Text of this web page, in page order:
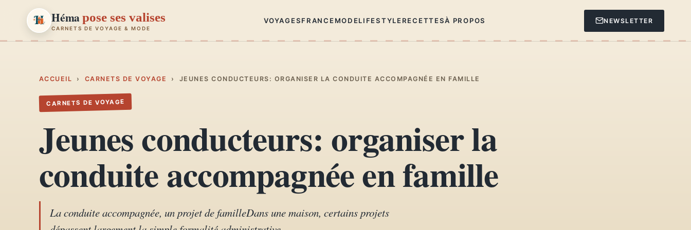
Hémapose ses valises
CARNETS DE VOYAGE & MODE
VOYAGESFRANCEMODELIFESTYLERECETTESÀ PROPOS NEWSLETTER
01 Carnets de voyage
Escapades en France
Provence, Paris, Marseille…
Mode et style
ACCUEIL › CARNETS DE VOYAGE › JEUNES CONDUCTEURS: ORGANISER LA CONDUITE ACCOMPAGNÉE EN FAMILLE
CARNETS DE VOYAGE
Jeunes conducteurs: organiser la
conduite accompagnée en famille
La conduite accompagnée, un projet de familleDans une maison, certains projets